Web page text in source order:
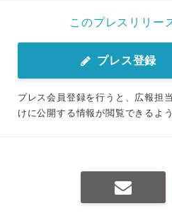
このプレスリリー
プレス登録
プレス会員登録を行うと、広報担
けに公開する情報が閲覧できるよ